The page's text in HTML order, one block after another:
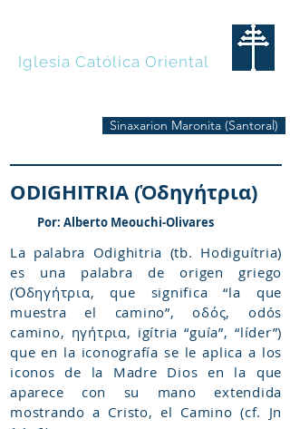
Iglesia Católica Oriental
Sinaxarion Maronita (Santoral)
ODIGHITRIA (Ὁδηγήτρια)
Por: Alberto Meouchi-Olivares
La palabra Odighitria (tb. Hodiguítria)
es una palabra de origen griego
(Ὁδηγήτρια, que significa “la que
muestra el camino”, οδός, odós
camino, ηγήτρια, igítria “guía”, “líder”)
que en la iconografía se le aplica a los
iconos de la Madre Dios en la que
aparece con su mano extendida
mostrando a Cristo, el Camino (cf. Jn